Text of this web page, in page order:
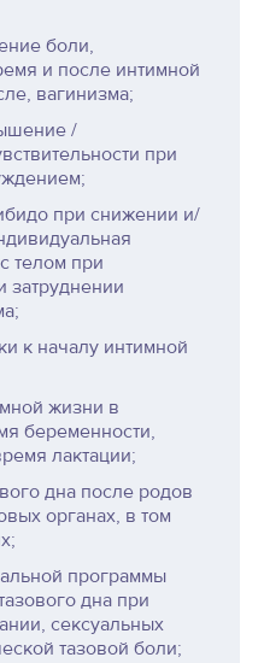
боли,
и после интимной
вагинизма;
/
при
при снижении и/
телом при
затруднении
к началу интимной
жизни в
беременности,
лактации;
дна после родов
органах, в том
программы
дна при
сексуальных
тазовой боли;